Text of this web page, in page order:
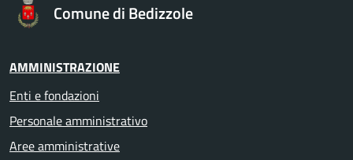
Comune di Bedizzole
AMMINISTRAZIONE
Enti e fondazioni
Personale amministrativo
Aree amministrative